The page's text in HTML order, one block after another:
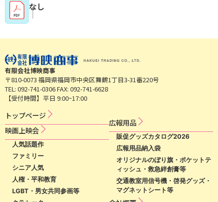
なし
｜
有限会社博映商事
〒810-0073 福岡県福岡市中央区舞鶴1丁目3-31番220号
TEL: 092-741-0306 FAX: 092-741-6628
【受付時間】平日 9:00~17:00
トップページ
映​画​上​映​会​​
人気話題作
ファミリー
シニア人気
人権・平和教育
LGBT・男女共同参画等
広​報​用​品​
販促グッズカタログ2026
広報用品納入袋
オリジナルのぼり旗・ポケットテ
ィッシュ・救急絆創膏等
交通教室用信号機・啓発グッズ・
マグネットシート等